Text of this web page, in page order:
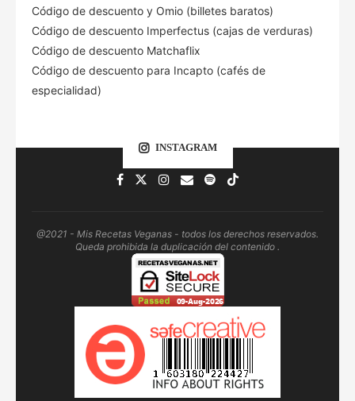
Código de descuento y Omio (billetes baratos)
Código de descuento Imperfectus (cajas de verduras)
Código de descuento Matchaflix
Código de descuento para Incapto (cafés de
especialidad)
INSTAGRAM
@2021 - Mis Recetas Veganas - todos los derechos reservados.
Queda prohibida la duplicación del contenido .